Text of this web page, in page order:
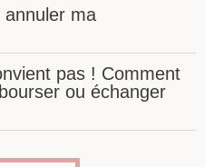
annuler ma
pas ! Comment
ou échanger